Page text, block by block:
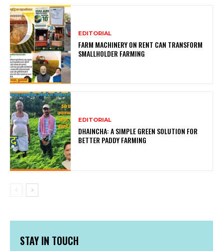
EDITORIAL
FARM MACHINERY ON RENT CAN TRANSFORM
SMALLHOLDER FARMING
EDITORIAL
DHAINCHA: A SIMPLE GREEN SOLUTION FOR
BETTER PADDY FARMING
STAY IN TOUCH